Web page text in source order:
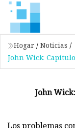
Hogar / Noticias /
John Wick:
John
Los problemas